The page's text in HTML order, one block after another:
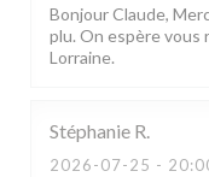
Bonjour Claude,
plu. On espère vous
Lorraine.
Stéphanie R
2026-07-25 -